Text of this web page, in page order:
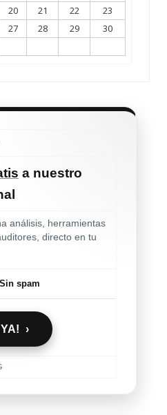
20 21 22
23
27 28 29
30
a nuestro
análisis, herramientas
directo en tu
spam
›